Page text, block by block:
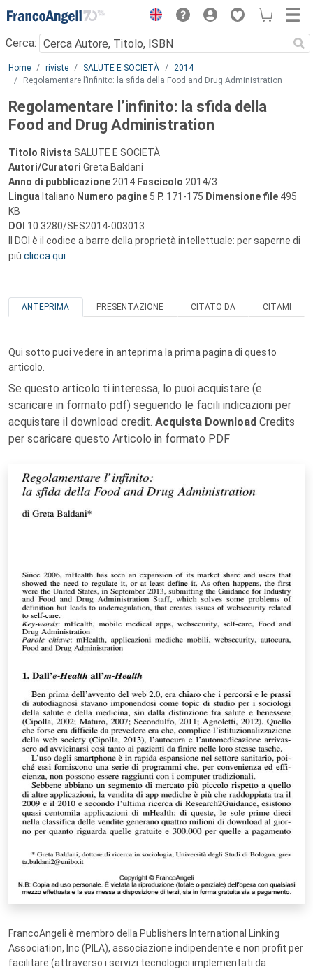
Menu
Cerca:
Main content
Home riviste SALUTE E SOCIETÀ
2014
Regolamentare l’infinito: la sfida della Food and Drug Administration
Regolamentare l’infinito: la sfida della
Food and Drug Administration
Titolo Rivista SALUTE E SOCIETÀ
Autori/Curatori Greta Baldani
Anno di pubblicazione 2014 Fascicolo 2014/3
Lingua Italiano Numero pagine 5 P. 171-175 Dimensione file 495
KB
DOI 10.3280/SES2014-003013
Il DOI è il codice a barre della proprietà intellettuale: per saperne di
più clicca qui
ANTEPRIMA PRESENTAZIONE CITATO DA CITAMI
Qui sotto puoi vedere in anteprima la prima pagina di questo
articolo.
Se questo articolo ti interessa, lo puoi acquistare (e
scaricare in formato pdf) seguendo le facili indicazioni per
acquistare il download credit. Acquista Download Credits
per scaricare questo Articolo in formato PDF
FrancoAngeli è membro della Publishers International Linking
Association, Inc (PILA), associazione indipendente e non profit per
facilitare (attraverso i servizi tecnologici implementati da